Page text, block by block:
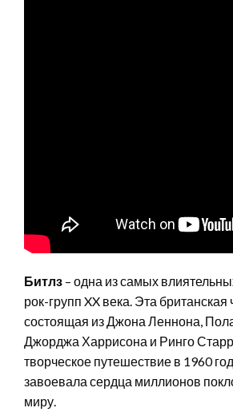
Битлз – одна из самых
рок-групп XX века. Эта британская
состоящая из Джона Леннона,
Джорджа Харрисона и Ринго
творческое путешествие в 1960
завоевала сердца миллионов
миру.